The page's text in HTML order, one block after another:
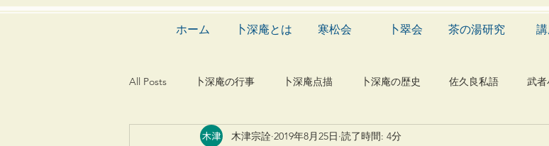
ホーム 卜深庵とは 寒松会 卜翠会 茶の湯研究
All Posts 卜深庵の行事 卜深庵点描 卜深庵の歴史 佐久良私語 武者
漢詩 俳諧 文学 有職 民俗
木津宗詮 2019年8月25日 読了時間: 4分